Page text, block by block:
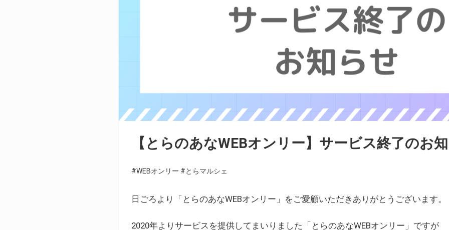
【とらのあなWEBオンリー】サービス終了のお
#WEBオンリー #とらマルシェ
日ごろより「とらのあなWEBオンリー」をご愛顧いただきありがとうございます。
2020年よりサービスを提供してまいりました「とらのあなWEBオンリー」ですが